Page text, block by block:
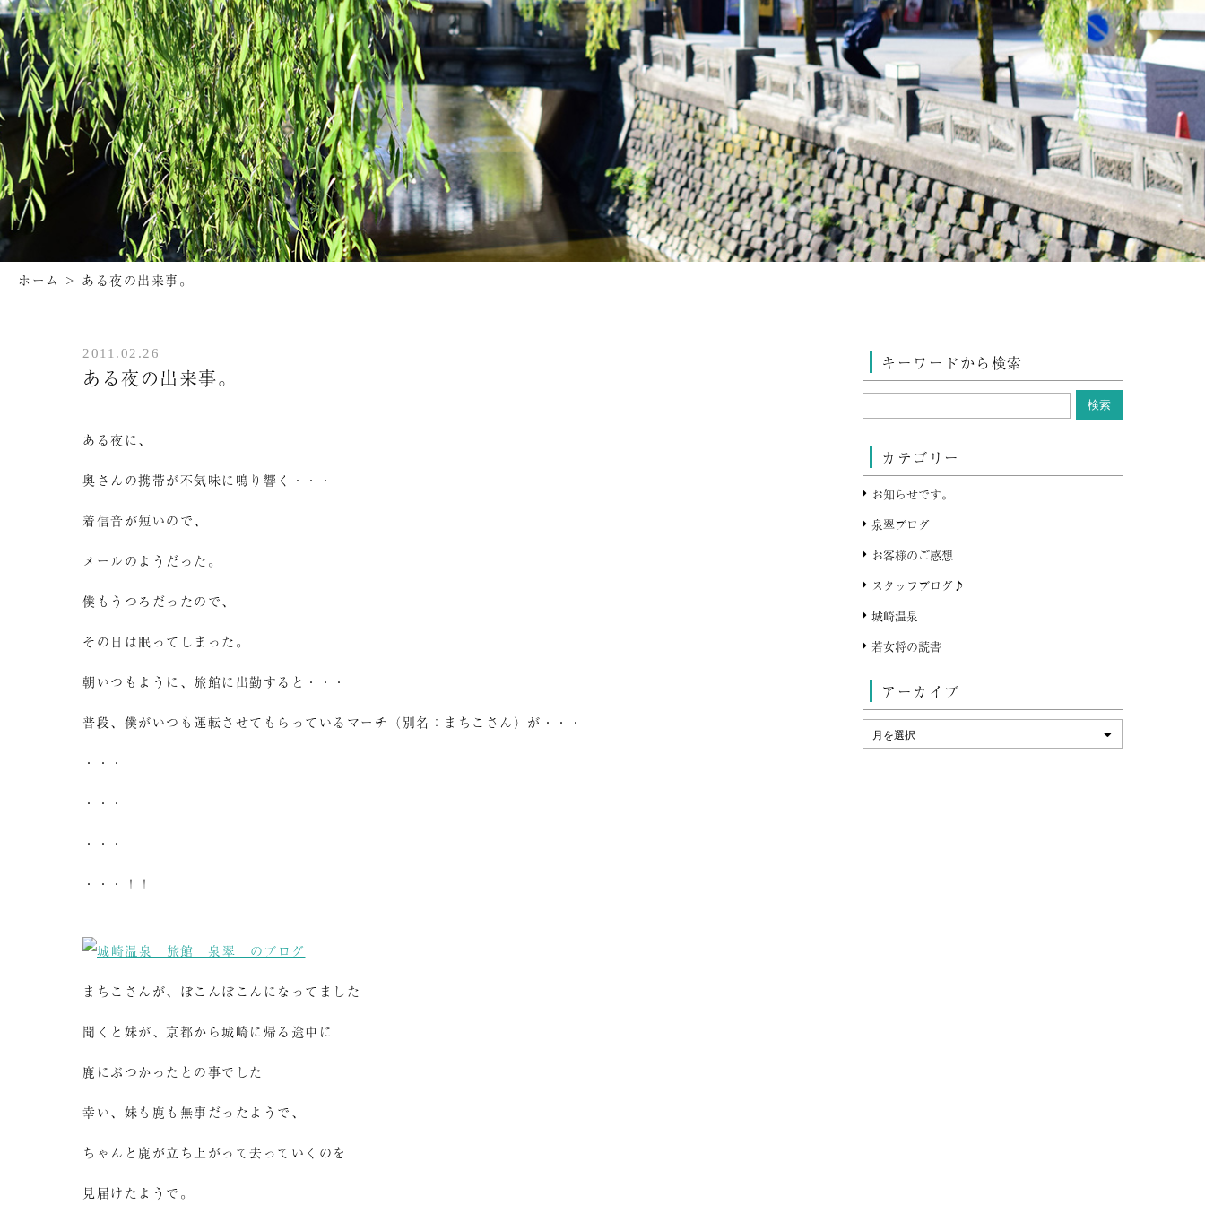
ホーム > ある夜の出来事。
2011.02.26
ある夜の出来事。
ある夜に、
奥さんの携帯が不気味に鳴り響く・・・
着信音が短いので、
メールのようだった。
僕もうつろだったので、
その日は眠ってしまった。
朝いつもように、旅館に出勤すると・・・
普段、僕がいつも運転させてもらっているマーチ（別名：まちこさん）が・・・
・・・
・・・
・・・
・・・！！
まちこさんが、ぼこんぼこんになってました
聞くと妹が、京都から城崎に帰る途中に
鹿にぶつかったとの事でした
幸い、妹も鹿も無事だったようで、
ちゃんと鹿が立ち上がって去っていくのを
見届けたようで。
キーワードから検索
カテゴリー
お知らせです。
泉翠ブログ
お客様のご感想
スタッフブログ♪
城崎温泉
若女将の読書
アーカイブ